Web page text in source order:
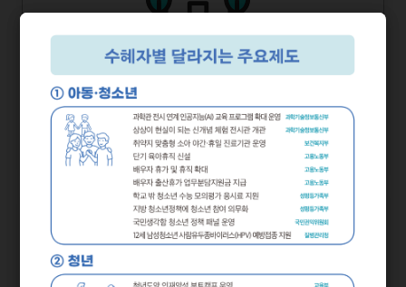
2024년 하반기부터 달라지는
부처별정책